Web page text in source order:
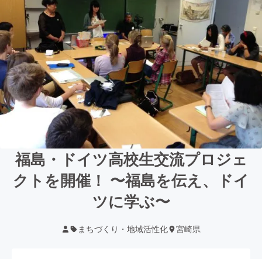
福島・ドイツ高校生交流プロジェ
クトを開催！ 〜福島を伝え、ドイ
ツに学ぶ〜
まちづくり・地域活性化 宮崎県